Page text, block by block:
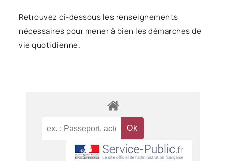
Retrouvez ci-dessous les renseignements
nécessaires pour mener à bien les démarches de
vie quotidienne.